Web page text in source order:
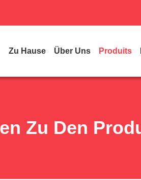
Zu Hause Über Uns Produits
Zu Den